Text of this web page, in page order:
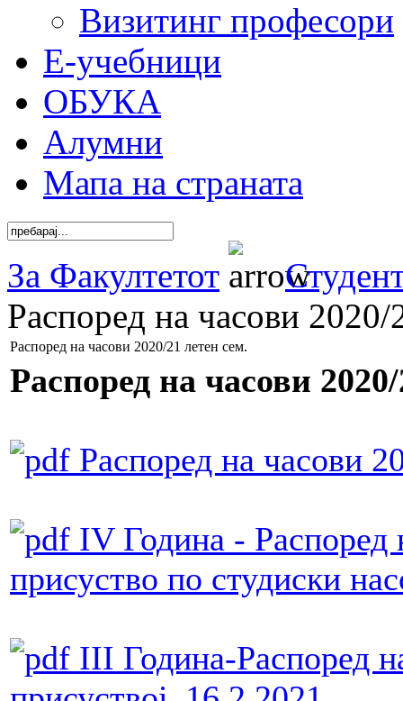
Визитинг професори
Е-учебници
ОБУКА
Алумни
Мапа на страната
За Факултетот
Распоред на часови 2020/
Распоред на часови 2020/21 летен сем.
Распоред на часови
Распоред на часови
IV Година - Распоред
присуство по студиски
III Година-Распоред